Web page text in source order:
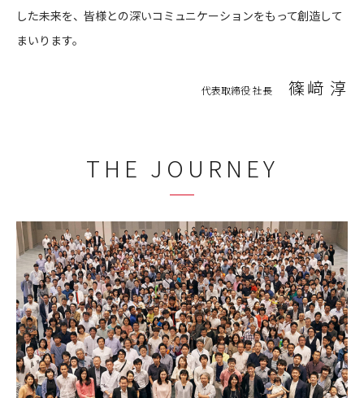
した未来を、皆様との深いコミュニケーションをもって創造して
まいります。
代表取締役 社長 篠﨑 淳
THE JOURNEY